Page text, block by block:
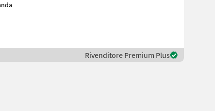
Banda
Rivenditore Premium Plus